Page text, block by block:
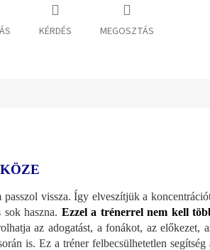
KÉRDÉS MEGOSZTÁS
vissza. Így elveszítjük a
haszna. Ezzel a trénerrel nem kell
az adogatást, a fonákot, az előkezet,
is. Ez a tréner felbecsülhetetlen segítség